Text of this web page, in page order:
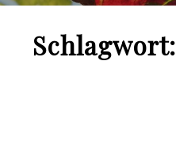
Schlagwort: